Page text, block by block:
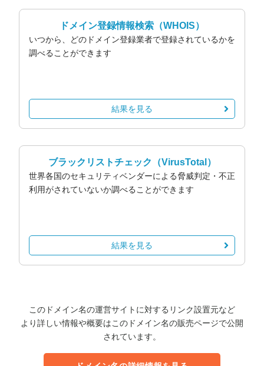
ドメイン登録情報検索 （WHOIS）
いつから、どのドメイン登録業者で登録されているかを
調べることができます
結果を見る
ブラックリストチェック （VirusTotal）
世界各国のセキュリティベンダーによる脅威判定・不正
利用がされていないか調べることができます
結果を見る
このドメイン名の運営サイトに対するリンク設置元など
より詳しい情報や概要はこのドメイン名の販売ページで公開
されています。